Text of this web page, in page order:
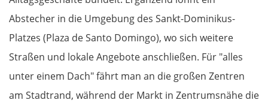
Abstecher in die Umgebung des Sankt-Dominikus-
Platzes (Plaza de Santo Domingo), wo sich weitere
Straßen und lokale Angebote anschließen. Für "alles
unter einem Dach" fährt man an die großen Zentren
am Stadtrand, während der Markt in Zentrumsnähe die
Polen
Suwałki